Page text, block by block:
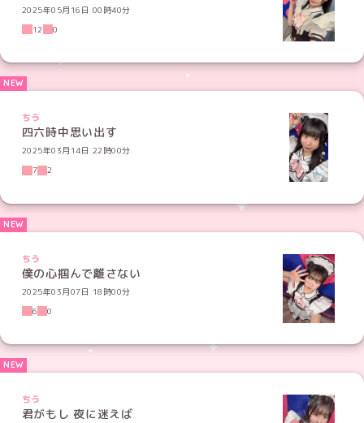
2025年05月16日 00時40分
12
0
ちう
四六時中思い出す
2025年03月14日 22時00分
7
2
ちう
僕の心掴んで離さない
2025年03月07日 18時00分
6
0
ちう
君がもし 夜に迷えば